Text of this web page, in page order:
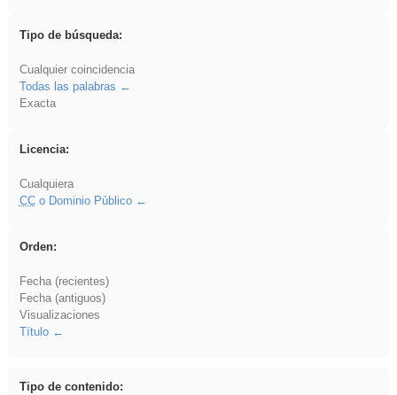
Tipo de búsqueda:
Cualquier coincidencia
Todas las palabras
Exacta
Licencia:
Cualquiera
CCo Dominio Público
Orden:
Fecha (recientes)
Fecha (antiguos)
Visualizaciones
Título
Tipo de contenido: